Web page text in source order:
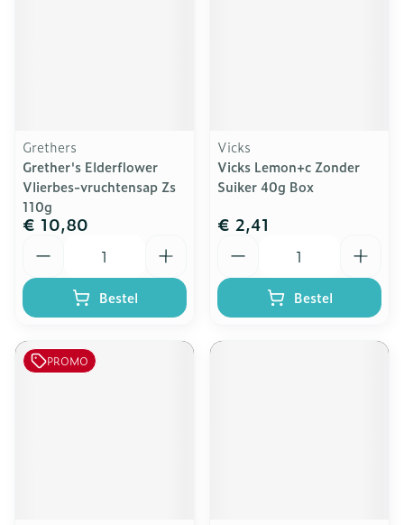
Grethers
Grether's Elderflower
Vlierbes-vruchtensap Zs
110g
€ 10,80
Bestel
Vicks
Vicks Lemon+c Zonder
Suiker 40g Box
€ 2,41
Bestel
PROMO